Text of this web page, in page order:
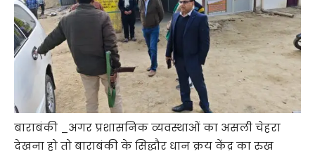
बाराबंकी _अगर प्रशासनिक व्यवस्थाओं का असली चेहरा
देखना हो तो बाराबंकी के सिद्धौर धान क्रय केंद्र का रुख